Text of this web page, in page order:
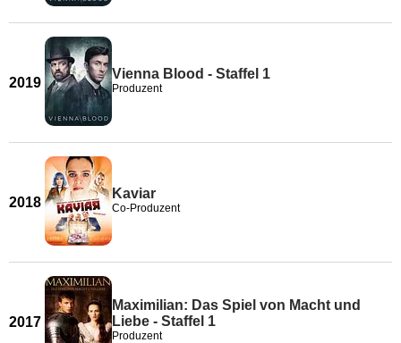
2019
Vienna Blood - Staffel 1
Produzent
2018
Kaviar
Co-Produzent
2017
Maximilian: Das Spiel von Macht und
Liebe - Staffel 1
Produzent